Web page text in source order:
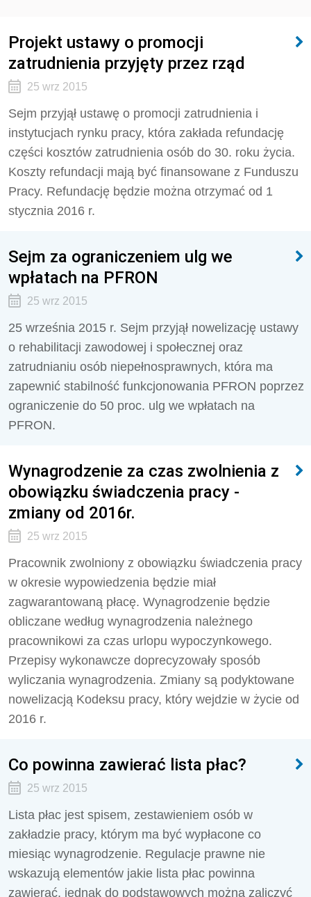
Projekt ustawy o promocji
zatrudnienia przyjęty przez rząd
25 wrz 2015
Sejm przyjął ustawę o promocji zatrudnienia i
instytucjach rynku pracy, która zakłada refundację
części kosztów zatrudnienia osób do 30. roku życia.
Koszty refundacji mają być finansowane z Funduszu
Pracy. Refundację będzie można otrzymać od 1
stycznia 2016 r.
Sejm za ograniczeniem ulg we
wpłatach na PFRON
25 wrz 2015
25 września 2015 r. Sejm przyjął nowelizację ustawy
o rehabilitacji zawodowej i społecznej oraz
zatrudnianiu osób niepełnosprawnych, która ma
zapewnić stabilność funkcjonowania PFRON poprzez
ograniczenie do 50 proc. ulg we wpłatach na
PFRON.
Wynagrodzenie za czas zwolnienia z
obowiązku świadczenia pracy -
zmiany od 2016r.
25 wrz 2015
Pracownik zwolniony z obowiązku świadczenia pracy
w okresie wypowiedzenia będzie miał
zagwarantowaną płacę. Wynagrodzenie będzie
obliczane według wynagrodzenia należnego
pracownikowi za czas urlopu wypoczynkowego.
Przepisy wykonawcze doprecyzowały sposób
wyliczania wynagrodzenia. Zmiany są podyktowane
nowelizacją Kodeksu pracy, który wejdzie w życie od
2016 r.
Co powinna zawierać lista płac?
25 wrz 2015
Lista płac jest spisem, zestawieniem osób w
zakładzie pracy, którym ma być wypłacone co
miesiąc wynagrodzenie. Regulacje prawne nie
wskazują elementów jakie lista płac powinna
zawierać, jednak do podstawowych można zaliczyć